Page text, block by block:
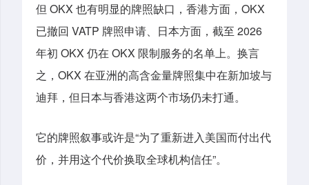
但 OKX 也有明显的牌照缺口，香港方面，OKX
已撤回 VATP 牌照申请、日本方面，截至 2026
年初 OKX 仍在 OKX 限制服务的名单上。换言
之，OKX 在亚洲的高含金量牌照集中在新加坡与
迪拜，但日本与香港这两个市场仍未打通。
它的牌照叙事或许是“为了重新进入美国而付出代
价，并用这个代价换取全球机构信任”。